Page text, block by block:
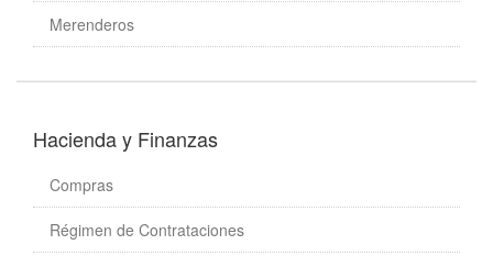
Merenderos
Hacienda y Finanzas
Compras
Régimen de Contrataciones